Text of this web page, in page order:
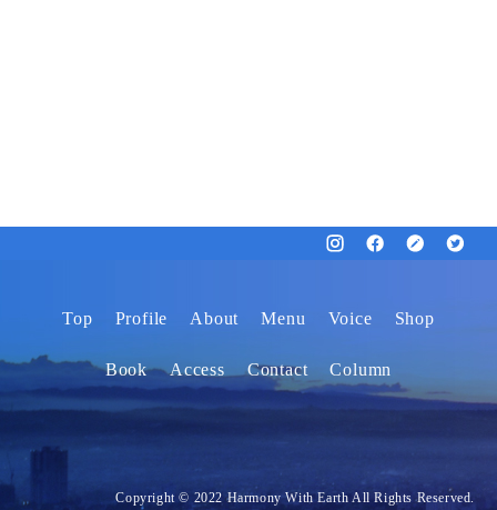
Top Profile About Menu Voice Shop
Book Access Contact Column
Copyright © 2022 Harmony With Earth All Rights Reserved.